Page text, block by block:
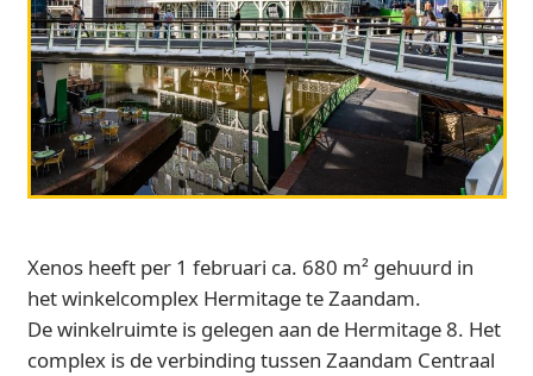
Xenos heeft per 1 februari ca. 680 m² gehuurd in
het winkelcomplex Hermitage te Zaandam.
De winkelruimte is gelegen aan de Hermitage 8. Het
complex is de verbinding tussen Zaandam Centraal